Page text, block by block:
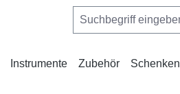
Instrumente Zubehör Schenken